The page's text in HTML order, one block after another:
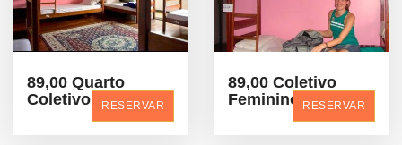
89,00 Quarto
Coletivo Masc.
RESERVAR
89,00 Coletivo
Feminino
RESERVAR